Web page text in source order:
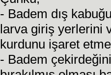
- Badem dış
larva giriş yerlerini
kurdunu işaret
- Badem